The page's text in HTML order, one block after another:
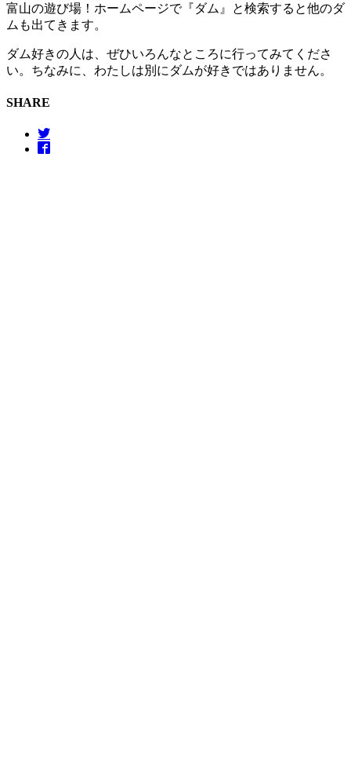
富山の遊び場！ホームページで『ダム』と検索すると他のダ
ムも出てきます。
ダム好きの人は、ぜひいろんなところに行ってみてくださ
い。ちなみに、わたしは別にダムが好きではありません。
SHARE